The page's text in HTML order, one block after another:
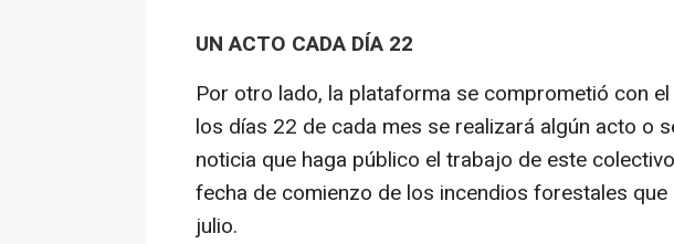
UN ACTO CADA DÍA 22
Por otro lado, la plataforma se comprometió con
los días 22 de cada mes se realizará algún acto o
noticia que haga público el trabajo de este
fecha de comienzo de los incendios forestales
julio.